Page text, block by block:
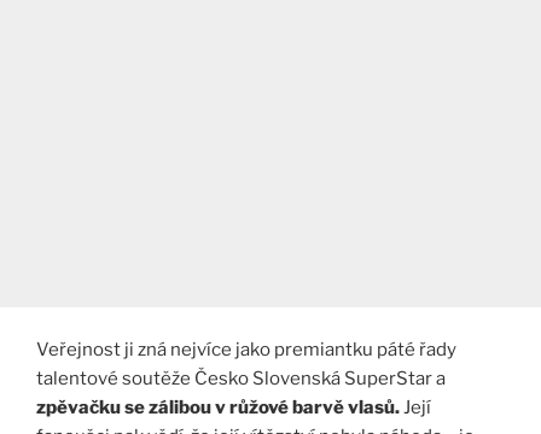
Veřejnost ji zná nejvíce jako premiantku páté řady
talentové soutěže Česko Slovenská SuperStar a
zpěvačku se zálibou v růžové barvě vlasů.Její